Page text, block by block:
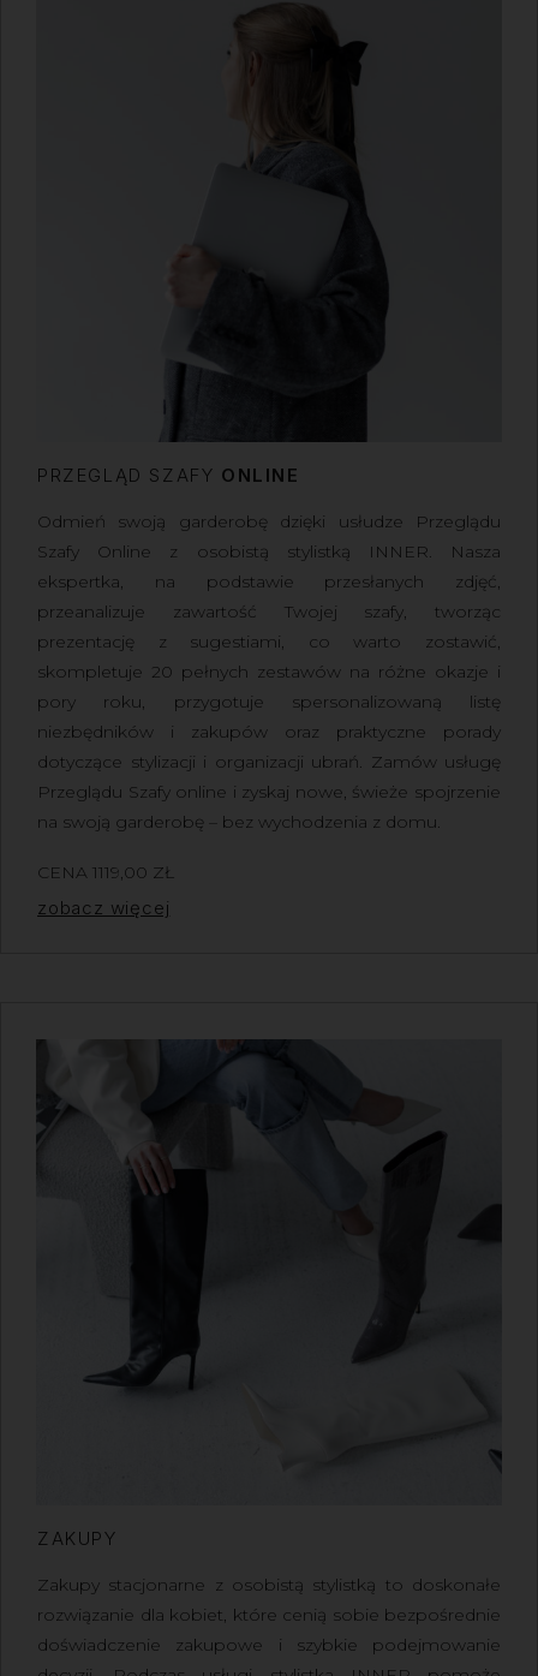
PRZEGLĄD SZAFY ONLINE
Odmień swoją garderobę dzięki usłudze Przeglądu
Szafy Online z osobistą stylistką INNER. Nasza
ekspertka, na podstawie przesłanych zdjęć,
przeanalizuje zawartość Twojej szafy, tworząc
prezentację z sugestiami, co warto zostawić,
skompletuje 20 pełnych zestawów na różne okazje i
pory roku, przygotuje spersonalizowaną listę
niezbędników i zakupów oraz praktyczne porady
dotyczące stylizacji i organizacji ubrań. Zamów usługę
Przeglądu Szafy online i zyskaj nowe, świeże spojrzenie
na swoją garderobę – bez wychodzenia z domu.
CENA 1119,00 ZŁ
zobacz więcej
ZAKUPY
Zakupy stacjonarne z osobistą stylistką to doskonałe
rozwiązanie dla kobiet, które cenią sobie bezpośrednie
doświadczenie zakupowe i szybkie podejmowanie